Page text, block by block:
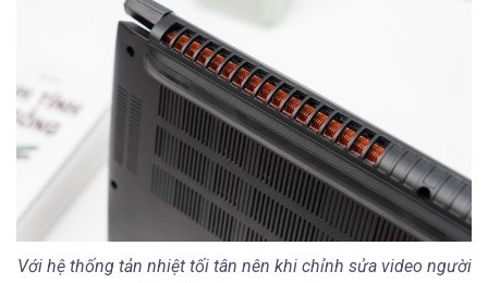
Với hệ thống tản nhiệt tối tân nên khi chỉnh sửa video người